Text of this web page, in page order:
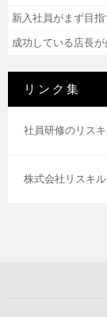
新入社員がまず目
成功している店長
リンク集
社員研修のリス
株式会社リスキ